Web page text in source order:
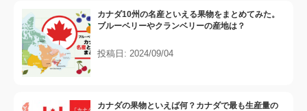
カナダ10州の名産といえる果物をまとめてみた。
ブルーベリーやクランベリーの産地は？
投稿日: 2024/09/04
カナダの果物といえば何？カナダで最も生産量の